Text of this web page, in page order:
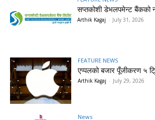
सप्तकोशी डेभलपमेन्ट बैंकको
Arthik Kagaj - July 31, 2026
FEATURE NEWS
एप्पलको बजार पूँजीकरण ५
Arthik Kagaj - July 29, 2026
News